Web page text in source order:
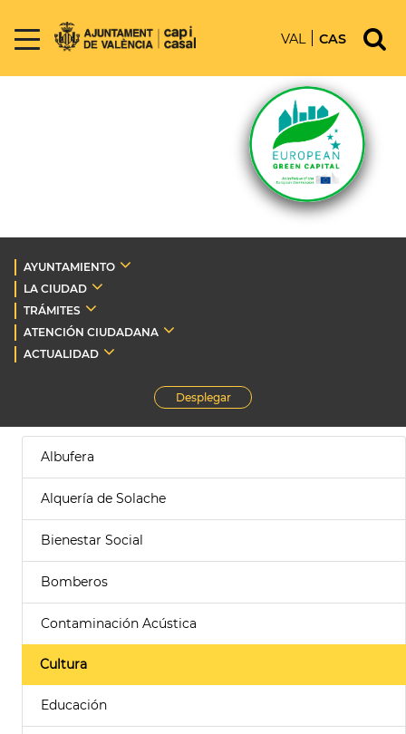
VAL CAS
AYUNTAMIENTO
LA CIUDAD
TRÁMITES
ATENCIÓN CIUDADANA
ACTUALIDAD
Desplegar
Albufera
Alquería de Solache
Bienestar Social
Bomberos
Contaminación Acústica
Cultura
Educación